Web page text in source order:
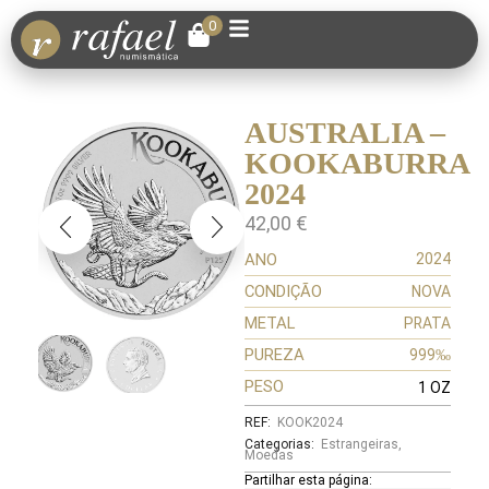
0
AUSTRALIA –
KOOKABURRA
2024
42,00 €
ANO 2024
CONDIÇÃO NOVA
METAL PRATA
PUREZA 999‰
PESO 1 OZ
REF:
KOOK2024
Categorias:
Estrangeiras,
Moedas
Partilhar esta página: